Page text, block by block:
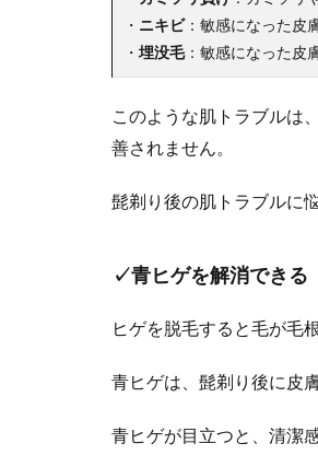
・ ニキビ：敏感になった皮
・ 埋没毛：敏感になった皮
このような肌トラブルは、
善されません。
髭剃り後の肌トラブルに
✓青ヒゲを解消できる
ヒゲを脱毛すると毛が毛
青ヒゲは、髭剃り後に皮
青ヒゲが目立つと、清潔